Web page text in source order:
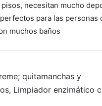
necesitan mucho
para las personas
muchos baños
quitamanchas y
Limpiador enzimático